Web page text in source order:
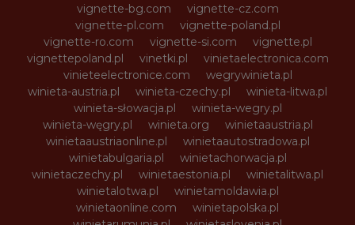
vignette-bg.com
vignette-cz.com
vignette-pl.com
vignette-poland.pl
vignette-ro.com
vignette-si.com
vignette.pl
vignettepoland.pl
vinetki.pl
vinietaelectronica.com
vinieteelectronice.com
wegrywinieta.pl
winieta-austria.pl
winieta-czechy.pl
winieta-litwa.pl
winieta-słowacja.pl
winieta-wegry.pl
winieta-węgry.pl
winieta.org
winietaaustria.pl
winietaaustriaonline.pl
winietaautostradowa.pl
winietabulgaria.pl
winietachorwacja.pl
winietaczechy.pl
winietaestonia.pl
winietalitwa.pl
winietalotwa.pl
winietamoldawia.pl
winietaonline.com
winietapolska.pl